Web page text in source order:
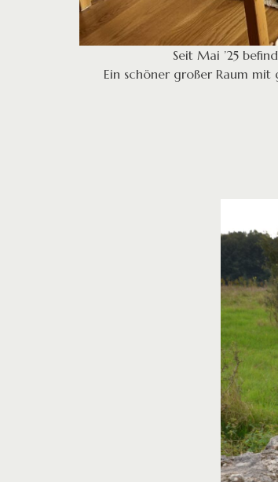
Seit Mai ’25
Ein schöner großer Raum